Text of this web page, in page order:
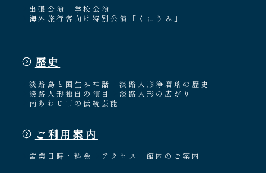
出張公演
学校公演
海外旅行客向け特別公演「くにうみ」
歴史
淡路島と国生み神話
淡路人形浄瑠璃の歴史
淡路人形独自の演目
淡路人形の広がり
南あわじ市の伝統芸能
ご利用案内
営業日時・料金 アクセス 館内のご案内